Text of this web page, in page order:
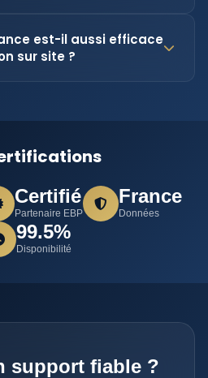
est-il aussi efficace
sur site ?
Certifié
Partenaire EBP
France
Données
99.5%
Disponibilité
support fiable ?